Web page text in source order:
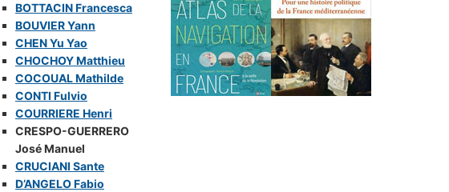
BOTTACIN Francesca
BOUVIER Yann
CHEN Yu Yao
CHOCHOY Matthieu
COCOUAL Mathilde
CONTI Fulvio
COURRIERE Henri
CRESPO-GUERRERO
José Manuel
CRUCIANI Sante
D’ANGELO Fabio